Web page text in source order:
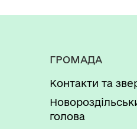
призначення,
бюджетного
призначення,
ГРОМАДА
Контакти та
голова